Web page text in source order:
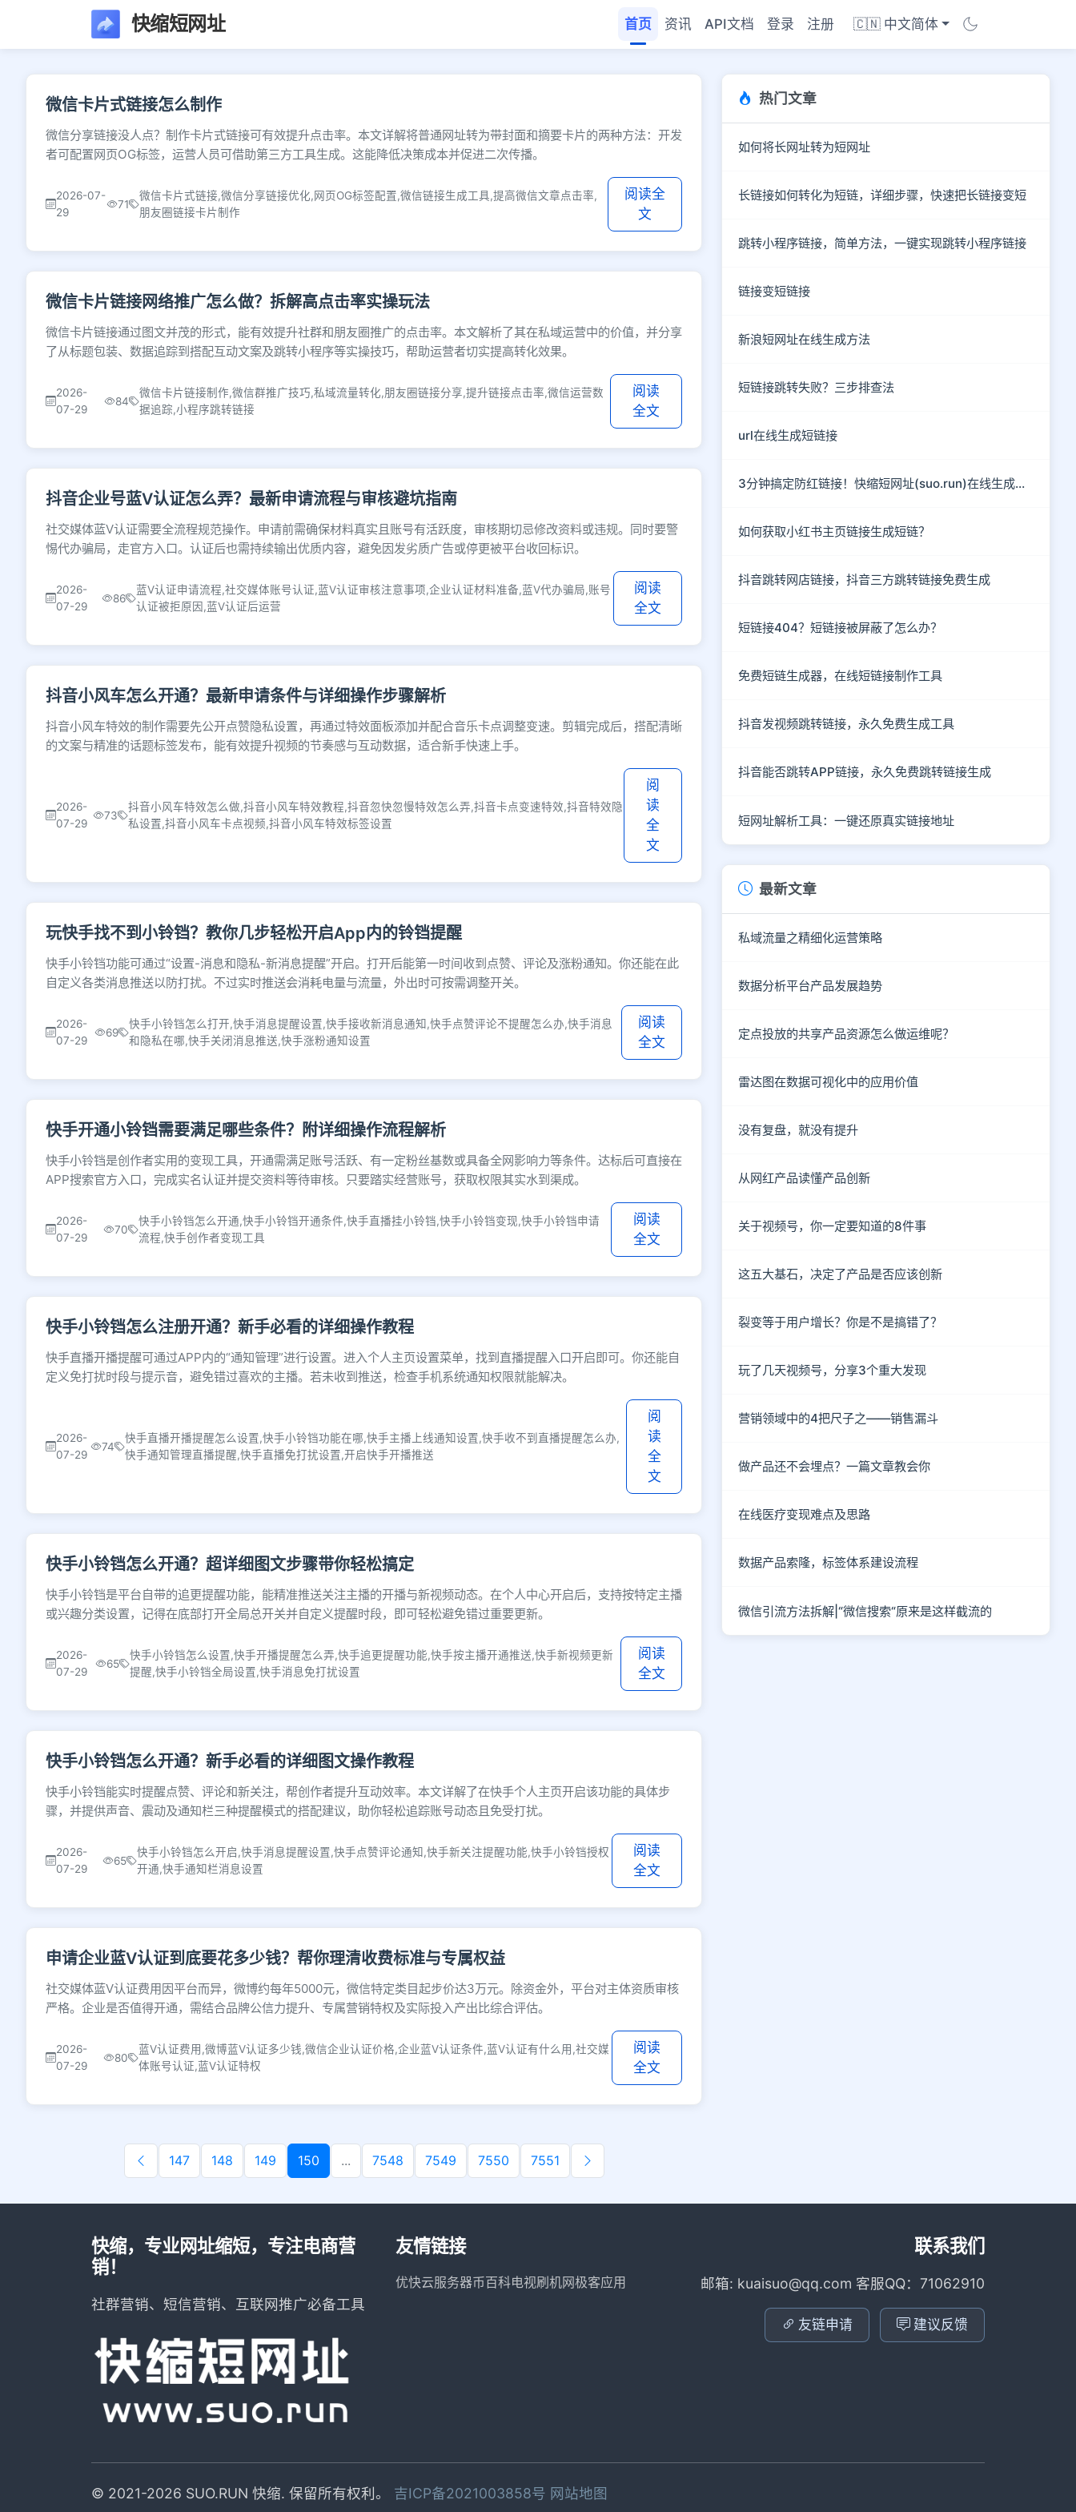
快缩短网址 首页 资讯 API文档 登录 注册 🇨🇳 中文简体
文章列表 - 第150页 - 快缩短网址
微信卡片式链接怎么制作
微信分享链接没人点？制作卡片式链接可有效提升点击率。本文详解将普通网址转为带封面和摘要卡片的两种方法：开发
者可配置网页OG标签，运营人员可借助第三方工具生成。这能降低决策成本并促进二次传播。
2026-07-
29
71
微信卡片式链接,微信分享链接优化,网页OG标签配置,微信链接生成工具,提高微信文章点击率,
朋友圈链接卡片制作
阅读全
文
微信卡片链接网络推广怎么做？拆解高点击率实操玩法
微信卡片链接通过图文并茂的形式，能有效提升社群和朋友圈推广的点击率。本文解析了其在私域运营中的价值，并分享
了从标题包装、数据追踪到搭配互动文案及跳转小程序等实操技巧，帮助运营者切实提高转化效果。
2026-
07-29
84
微信卡片链接制作,微信群推广技巧,私域流量转化,朋友圈链接分享,提升链接点击率,微信运营数
据追踪,小程序跳转链接
阅读
全文
抖音企业号蓝V认证怎么弄？最新申请流程与审核避坑指南
社交媒体蓝V认证需要全流程规范操作。申请前需确保材料真实且账号有活跃度，审核期切忌修改资料或违规。同时要警
惕代办骗局，走官方入口。认证后也需持续输出优质内容，避免因发劣质广告或停更被平台收回标识。
2026-
07-29
86
蓝V认证申请流程,社交媒体账号认证,蓝V认证审核注意事项,企业认证材料准备,蓝V代办骗局,账号
认证被拒原因,蓝V认证后运营
阅读
全文
抖音小风车怎么开通？最新申请条件与详细操作步骤解析
抖音小风车特效的制作需要先公开点赞隐私设置，再通过特效面板添加并配合音乐卡点调整变速。剪辑完成后，搭配清晰
的文案与精准的话题标签发布，能有效提升视频的节奏感与互动数据，适合新手快速上手。
2026-
07-29
73
抖音小风车特效怎么做,抖音小风车特效教程,抖音忽快忽慢特效怎么弄,抖音卡点变速特效,抖音特效隐
私设置,抖音小风车卡点视频,抖音小风车特效标签设置
阅
读
全
文
玩快手找不到小铃铛？教你几步轻松开启App内的铃铛提醒
快手小铃铛功能可通过“设置-消息和隐私-新消息提醒”开启。打开后能第一时间收到点赞、评论及涨粉通知。你还能在此
自定义各类消息推送以防打扰。不过实时推送会消耗电量与流量，外出时可按需调整开关。
2026-
07-29
69
快手小铃铛怎么打开,快手消息提醒设置,快手接收新消息通知,快手点赞评论不提醒怎么办,快手消息
和隐私在哪,快手关闭消息推送,快手涨粉通知设置
阅读
全文
快手开通小铃铛需要满足哪些条件？附详细操作流程解析
快手小铃铛是创作者实用的变现工具，开通需满足账号活跃、有一定粉丝基数或具备全网影响力等条件。达标后可直接在
APP搜索官方入口，完成实名认证并提交资料等待审核。只要踏实经营账号，获取权限其实水到渠成。
2026-
07-29
70
快手小铃铛怎么开通,快手小铃铛开通条件,快手直播挂小铃铛,快手小铃铛变现,快手小铃铛申请
流程,快手创作者变现工具
阅读
全文
快手小铃铛怎么注册开通？新手必看的详细操作教程
快手直播开播提醒可通过APP内的“通知管理”进行设置。进入个人主页设置菜单，找到直播提醒入口开启即可。你还能自
定义免打扰时段与提示音，避免错过喜欢的主播。若未收到推送，检查手机系统通知权限就能解决。
2026-
07-29
74
快手直播开播提醒怎么设置,快手小铃铛功能在哪,快手主播上线通知设置,快手收不到直播提醒怎么办,
快手通知管理直播提醒,快手直播免打扰设置,开启快手开播推送
阅
读
全
文
快手小铃铛怎么开通？超详细图文步骤带你轻松搞定
快手小铃铛是平台自带的追更提醒功能，能精准推送关注主播的开播与新视频动态。在个人中心开启后，支持按特定主播
或兴趣分类设置，记得在底部打开全局总开关并自定义提醒时段，即可轻松避免错过重要更新。
2026-
07-29
65
快手小铃铛怎么设置,快手开播提醒怎么弄,快手追更提醒功能,快手按主播开通推送,快手新视频更新
提醒,快手小铃铛全局设置,快手消息免打扰设置
阅读
全文
快手小铃铛怎么开通？新手必看的详细图文操作教程
快手小铃铛能实时提醒点赞、评论和新关注，帮创作者提升互动效率。本文详解了在快手个人主页开启该功能的具体步
骤，并提供声音、震动及通知栏三种提醒模式的搭配建议，助你轻松追踪账号动态且免受打扰。
2026-
07-29
65
快手小铃铛怎么开启,快手消息提醒设置,快手点赞评论通知,快手新关注提醒功能,快手小铃铛授权
开通,快手通知栏消息设置
阅读
全文
申请企业蓝V认证到底要花多少钱？帮你理清收费标准与专属权益
社交媒体蓝V认证费用因平台而异，微博约每年5000元，微信特定类目起步价达3万元。除资金外，平台对主体资质审核
严格。企业是否值得开通，需结合品牌公信力提升、专属营销特权及实际投入产出比综合评估。
2026-
07-29
80
蓝V认证费用,微博蓝V认证多少钱,微信企业认证价格,企业蓝V认证条件,蓝V认证有什么用,社交媒
体账号认证,蓝V认证特权
阅读
全文
147 148 149 150 ... 7548 7549 7550 7551
热门文章
如何将长网址转为短网址
长链接如何转化为短链，详细步骤，快速把长链接变短
跳转小程序链接，简单方法，一键实现跳转小程序链接
链接变短链接
新浪短网址在线生成方法
短链接跳转失败？三步排查法
url在线生成短链接
3分钟搞定防红链接！快缩短网址(suo.run)在线生成指南
如何获取小红书主页链接生成短链？
抖音跳转网店链接，抖音三方跳转链接免费生成
短链接404？短链接被屏蔽了怎么办？
免费短链生成器，在线短链接制作工具
抖音发视频跳转链接，永久免费生成工具
抖音能否跳转APP链接，永久免费跳转链接生成
短网址解析工具：一键还原真实链接地址
最新文章
私域流量之精细化运营策略
数据分析平台产品发展趋势
定点投放的共享产品资源怎么做运维呢？
雷达图在数据可视化中的应用价值
没有复盘，就没有提升
从网红产品读懂产品创新
关于视频号，你一定要知道的8件事
这五大基石，决定了产品是否应该创新
裂变等于用户增长？你是不是搞错了？
玩了几天视频号，分享3个重大发现
营销领域中的4把尺子之——销售漏斗
做产品还不会埋点？一篇文章教会你
在线医疗变现难点及思路
数据产品索隆，标签体系建设流程
微信引流方法拆解|“微信搜索“原来是这样截流的
快缩，专业网址缩短，专注电商营
销！
社群营销、短信营销、互联网推广必备工具
友情链接
优快云服务器币百科电视刷机网极客应用
联系我们
邮箱: kuaisuo@qq.com 客服QQ：71062910
友链申请 建议反馈
© 2021-2026 SUO.RUN 快缩. 保留所有权利。 吉ICP备2021003858号 网站地图